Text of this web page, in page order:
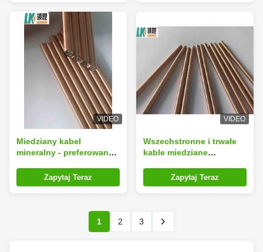
VIDEO
Miedziany kabel
mineralny - preferowane
wysokowydajnych
systemów elektrycznych
Zapytaj Teraz
VIDEO
Wszechstronne i trwałe
kable miedziane
zastosowań
przemysłowych
Zapytaj Teraz
1 2 3